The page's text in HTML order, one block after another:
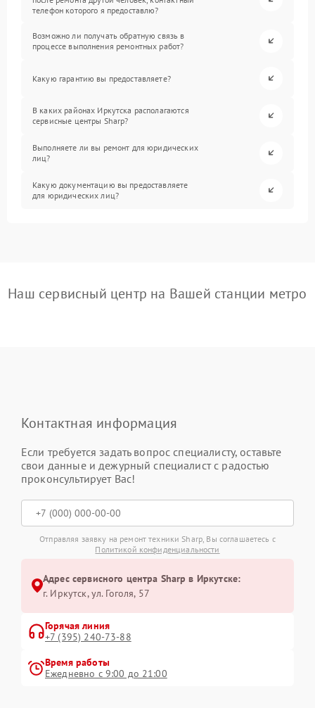
телефон которого я предоставлю?
Возможно ли получать обратную связь в
процессе выполнения ремонтных работ?
Какую гарантию вы предоставляете?
В каких районах Иркутска располагаются
сервисные центры Sharp?
Выполняете ли вы ремонт для юридических
лиц?
Какую документацию вы предоставляете
для юридических лиц?
Наш сервисный центр на Вашей станции метро
Контактная информация
Если требуется задать вопрос специалисту, оставьте
свои данные и дежурный специалист с радостью
проконсультирует Вас!
Отправляя заявку на ремонт техники Sharp, Вы соглашаетесь с
Политикой конфиденциальности
Адрес сервисного центра Sharp в Иркутске:
г. Иркутск, ул. ​Гоголя, 57
Горячая линия
+7 (395) 240-73-88
Время работы
Ежедневно с 9:00 до 21:00